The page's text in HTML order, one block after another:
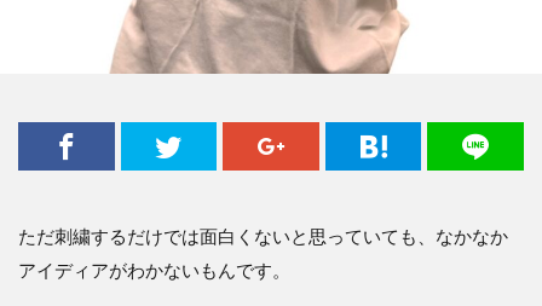
ただ刺繍するだけでは面白くないと思っていても、なかなか
アイディアがわかないもんです。